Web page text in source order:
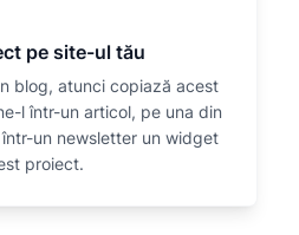
pe site-ul tău
blog, atunci copiază acest
l într-un articol, pe una din
un newsletter un widget
proiect.